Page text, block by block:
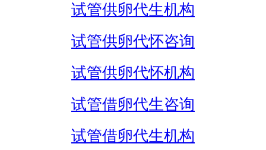
试管供卵代生机构
试管供卵代怀咨询
试管供卵代怀机构
试管借卵代生咨询
试管借卵代生机构